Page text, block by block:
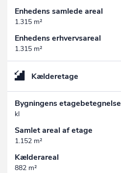
Enhedens samlede areal
1.315 m²
Enhedens erhvervsareal
1.315 m²
Kælderetage
Bygningens etagebetegnelse
kl
Samlet areal af etage
1.152 m²
Kælderareal
882 m²